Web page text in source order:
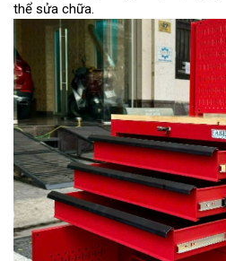
thể sửa chữa.